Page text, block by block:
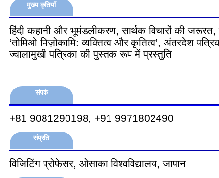
मुख्य कृतियाँ
हिंदी कहानी और भूमंडलीकरण, सार्थक विचारों की जरूरत,
‘तोमिओ मिज़ोकामि: व्यक्तित्व और कृतित्व’, अंतरदेश
ज्वालामुखी पत्रिका की पुस्तक रूप में प्रस्तुति
संपर्क
+81 9081290198, +91 9971802490
संप्रति
विजिटिंग प्रोफेसर, ओसाका विश्वविद्यालय, जापान